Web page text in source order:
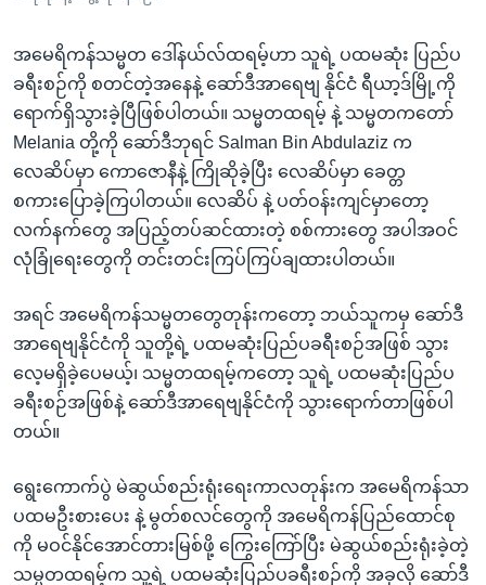
ရန်
နေရာ
သို့
ကျော်
ရန်
အမေရိကန်သမ္မတ ဒေါ်နယ်လ်ထရမ့်ဟာ သူရဲ့ ပထမဆုံး ပြည်ပ
ခရီးစဉ်ကို စတင်တဲ့အနေနဲ့ ဆော်ဒီအာရေဗျ နိုင်ငံ ရီယာ့ဒ်မြို့ကို
ရောက်ရှိသွားခဲ့ပြီဖြစ်ပါတယ်။ သမ္မတထရမ့် နဲ့ သမ္မတကတော်
Melania တို့ကို ဆော်ဒီဘုရင် Salman Bin Abdulaziz က
လေဆိပ်မှာ ကောဇောနီနဲ့ ကြိုဆိုခဲ့ပြီး လေဆိပ်မှာ ခေတ္တ
စကားပြောခဲ့ကြပါတယ်။ လေဆိပ် နဲ့ ပတ်ဝန်းကျင်မှာတော့
လက်နက်တွေ အပြည့်တပ်ဆင်ထားတဲ့ စစ်ကားတွေ အပါအဝင်
လုံခြုံရေးတွေကို တင်းတင်းကြပ်ကြပ်ချထားပါတယ်။
အရင် အမေရိကန်သမ္မတတွေတုန်းကတော့ ဘယ်သူကမှ ဆော်ဒီ
အာရေဗျနိုင်ငံကို သူတို့ရဲ့ ပထမဆုံးပြည်ပခရီးစဉ်အဖြစ် သွား
လေ့မရှိခဲ့ပေမယ့်၊ သမ္မတထရမ့်ကတော့ သူရဲ့ ပထမဆုံးပြည်ပ
ခရီးစဉ်အဖြစ်နဲ့ ဆော်ဒီအာရေဗျနိုင်ငံကို သွားရောက်တာဖြစ်ပါ
တယ်။
ရွေးကောက်ပွဲ မဲဆွယ်စည်းရုံးရေးကာလတုန်းက အမေရိကန်သာ
ပထမဦးစားပေး နဲ့ မွတ်စလင်တွေကို အမေရိကန်ပြည်ထောင်စု
ကို မဝင်နိုင်အောင်တားမြစ်ဖို့ ကြွေးကြော်ပြီး မဲဆွယ်စည်းရုံးခဲ့တဲ့
သမ္မတထရမ့်က သူ့ရဲ့ ပထမဆုံးပြည်ပခရီးစဉ်ကို အခုလို ဆော်ဒီ